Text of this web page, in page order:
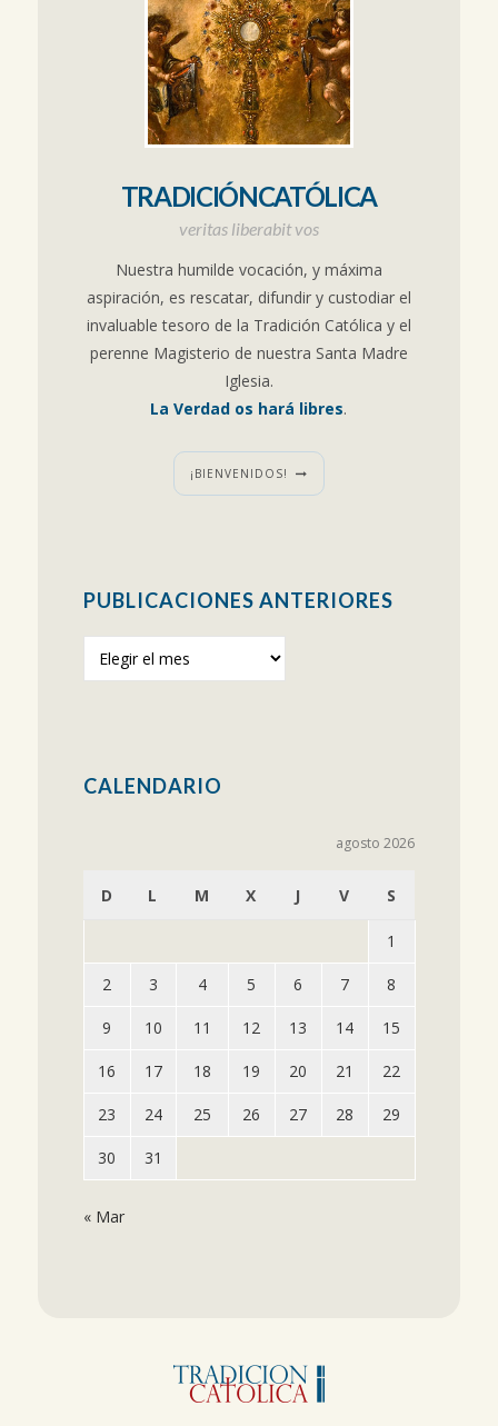
TRADICIÓNCATÓLICA
veritas liberabit vos
Nuestra humilde vocación, y máxima
aspiración, es rescatar, difundir y custodiar el
invaluable tesoro de la Tradición Católica y el
perenne Magisterio de nuestra Santa Madre
Iglesia.
La Verdad os hará libres.
¡BIENVENIDOS!
PUBLICACIONES ANTERIORES
anteriores
CALENDARIO
agosto 2026
D L M X J V S
1
2 3 4 5 6 7 8
9 10 11 12 13 14 15
16 17 18 19 20 21 22
23 24 25 26 27 28 29
30 31
« Mar